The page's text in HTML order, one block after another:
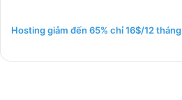
Hosting giảm đến 65% chỉ 16$/12 tháng